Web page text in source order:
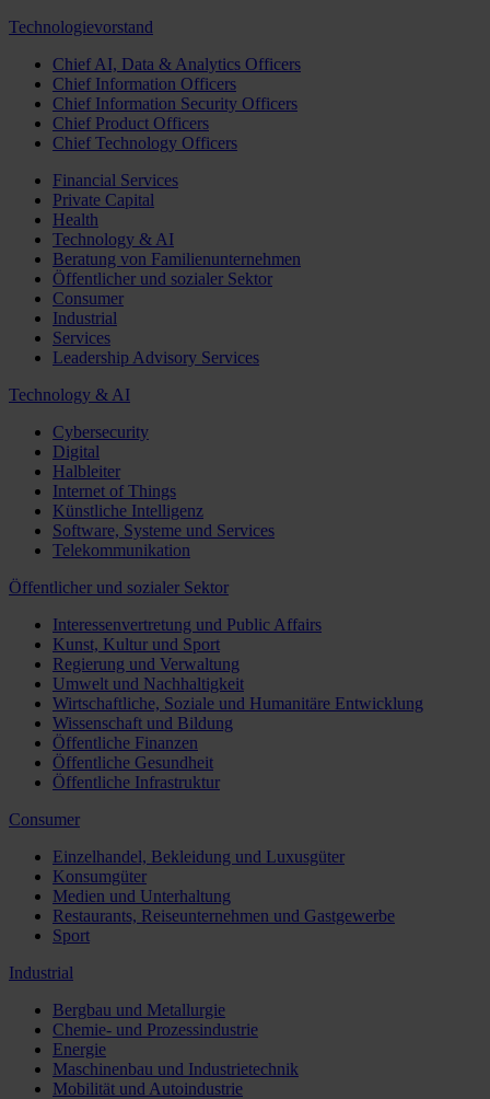
Technologievorstand
Chief AI, Data & Analytics Officers
Chief Information Officers
Chief Information Security Officers
Chief Product Officers
Chief Technology Officers
Financial Services
Private Capital
Health
Technology & AI
Beratung von Familienunternehmen
Öffentlicher und sozialer Sektor
Consumer
Industrial
Services
Leadership Advisory Services
Technology & AI
Cybersecurity
Digital
Halbleiter
Internet of Things
Künstliche Intelligenz
Software, Systeme und Services
Telekommunikation
Öffentlicher und sozialer Sektor
Interessenvertretung und Public Affairs
Kunst, Kultur und Sport
Regierung und Verwaltung
Umwelt und Nachhaltigkeit
Wirtschaftliche, Soziale und Humanitäre Entwicklung
Wissenschaft und Bildung
Öffentliche Finanzen
Öffentliche Gesundheit
Öffentliche Infrastruktur
Consumer
Einzelhandel, Bekleidung und Luxusgüter
Konsumgüter
Medien und Unterhaltung
Restaurants, Reiseunternehmen und Gastgewerbe
Sport
Industrial
Bergbau und Metallurgie
Chemie- und Prozessindustrie
Energie
Maschinenbau und Industrietechnik
Mobilität und Autoindustrie